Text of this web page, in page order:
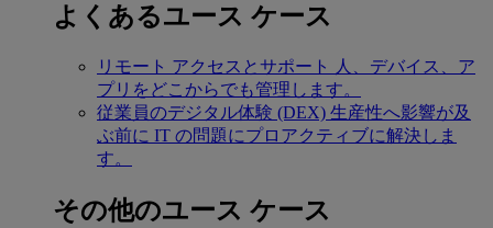
よくあるユース ケース
リモート アクセスとサポート
人、デバイス、ア
プリをどこからでも管理します。
従業員のデジタル体験 (DEX) 生産性へ影響が及
ぶ前に IT の問題にプロアクティブに解決しま
す。
その他のユース ケース